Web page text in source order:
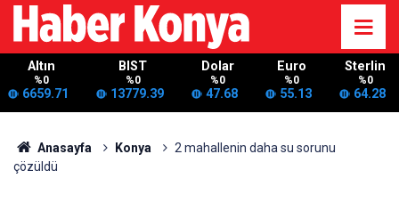
Altın
%0
6659.71
BIST
%0
13779.39
Dolar
%0
47.68
Euro
%0
55.13
Sterlin
%0
64.28
Anasayfa Konya
2 mahallenin daha su sorunu
çözüldü